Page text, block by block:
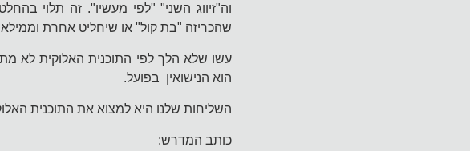
וה"זיווג השני" "לפי מעשיו". זה תלוי
שהכריזה "בת קול" או שיחליט אחרת וממילא
עשו שלא הלך לפי התוכנית האלוקית לא
הוא הנישואין בפועל.
השליחות שלנו היא למצוא את התוכנית
כותב המדרש: